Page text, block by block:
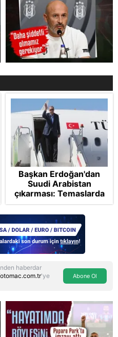
Başkan Erdoğan'dan
Suudi Arabistan
çıkarması: Temaslarda
bulunacak
haberdar
'ye
Abone Ol